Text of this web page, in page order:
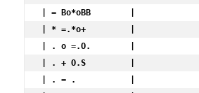
| = Bo*oBB        |
| * =.*o+         |
| . o =.O.        |
| . + O.S         |
| . = .           |